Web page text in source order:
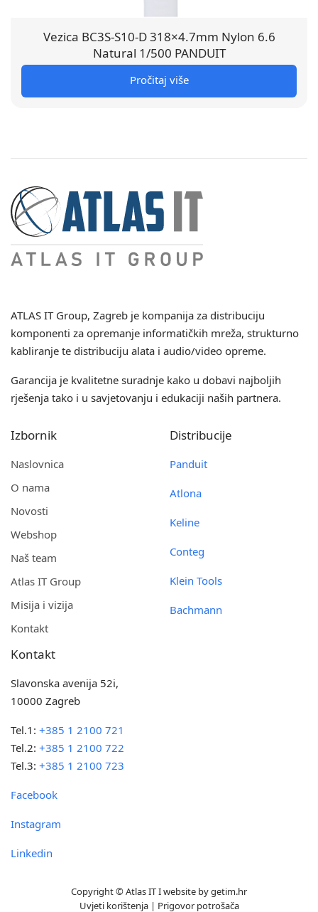
Vezica BC3S-S10-D 318×4.7mm Nylon 6.6
Natural 1/500 PANDUIT
Pročitaj više
ATLAS IT Group, Zagreb je kompanija za distribuciju
komponenti za opremanje informatičkih mreža, strukturno
kabliranje te distribuciju alata i audio/video opreme.
Garancija je kvalitetne suradnje kako u dobavi najboljih
rješenja tako i u savjetovanju i edukaciji naših partnera.
Izbornik
Naslovnica
O nama
Novosti
Webshop
Naš team
Atlas IT Group
Misija i vizija
Kontakt
Distribucije
Panduit
Atlona
Keline
Conteg
Klein Tools
Bachmann
Kontakt
Slavonska avenija 52i,
10000 Zagreb
Tel.1:+385 1 2100 721
Tel.2:+385 1 2100 722
Tel.3:+385 1 2100 723
Facebook
Instagram
Linkedin
Copyright © Atlas IT I website bygetim.hr
Uvjeti korištenja| Prigovor potrošača